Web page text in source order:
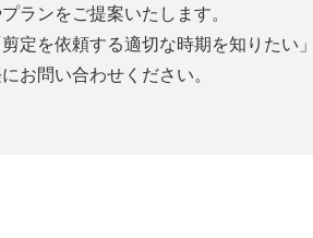
ランをご提案いたします。
定を依頼する適切な時期を知りたい」
お問い合わせください。